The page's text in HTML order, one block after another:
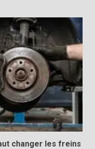
changer les freins